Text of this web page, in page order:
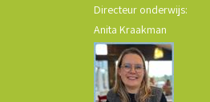
Directeur onderwijs:
Anita Kraakman